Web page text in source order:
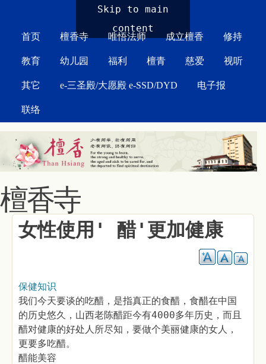
Skip to main
content
首页 檀香寺 唯悟法师 成立檀香 修持
教育 幼儿园 福利 檀青 慈爱 视听
其它 e-三圣殿/大愿殿 e-SSD/DYD 电子报
联络
檀香寺
女性使用' 醋'更加健康
保健知识
我们今天要谈的吃醋，是指真正的食醋，食醋在中国
的历史悠久，山西老陈醋距今有4000多年历史，而且
醋对健康的好处人所尽知，要做个美丽健康的女人，
更要多吃醋。
醋能美容